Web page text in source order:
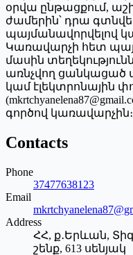
օրվա ընթացքում,
ժամերին՝ դրա
պայմանավորվելով
Կառավարչի հետ
մասին
առնչվող ցանկացած
կամ էլեկտրոնային
գործով կառավարչին։
Contacts
Phone
37477638123
Email
Address
ՀՀ, ք․Երևան,
շենք, 613 սենյակ